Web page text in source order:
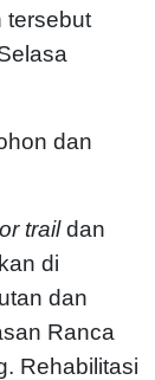
tersebut
dan
traildan
di
dan
Ranca
Rehabilitasi